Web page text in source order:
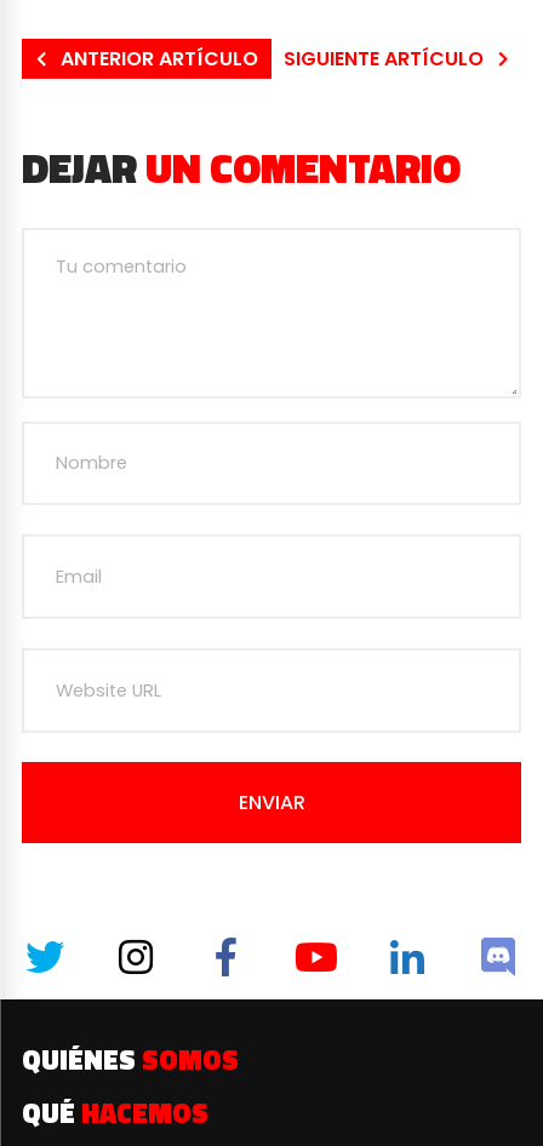
ANTERIOR ARTÍCULO SIGUIENTE ARTÍCULO
DEJARUN COMENTARIO
ENVIAR
QUIÉNES SOMOS
QUÉ HACEMOS